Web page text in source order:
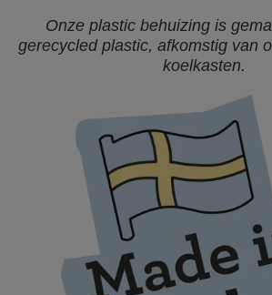
Onze plastic behuizing is
gerecycled plastic, afkomstig van
koelkasten.